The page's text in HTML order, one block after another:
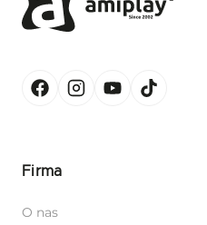
Firma
O nas